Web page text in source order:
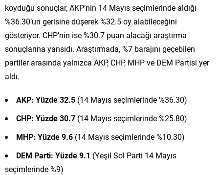
koyduğu sonuçlar, AKP’nin 14 Mayıs seçimlerinde aldığı
%36.30’un gerisine düşerek %32.5 oy alabileceğini
gösteriyor. CHP’nin ise %30.7 puan alacağı araştırma
sonuçlarına yansıdı. Araştırmada, %7 barajını geçebilen
partiler arasında yalnızca AKP, CHP, MHP ve DEM Partisi yer
aldı.
AKP: Yüzde 32.5 (14 Mayıs seçimlerinde %36.30)
CHP: Yüzde 30.7 (14 Mayıs seçimlerinde %25.80)
MHP: Yüzde 9.6 (14 Mayıs seçimlerinde %10.30)
DEM Parti: Yüzde 9.1 (Yeşil Sol Parti 14 Mayıs
seçimlerinde %9)